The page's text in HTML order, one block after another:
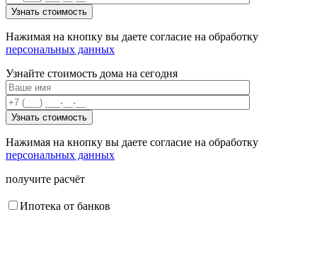
Нажимая на кнопку вы даете согласие на обработку
персональных данных
Узнайте стоимость дома на сегодня
Нажимая на кнопку вы даете согласие на обработку
персональных данных
получите расчёт
Ипотека от банков